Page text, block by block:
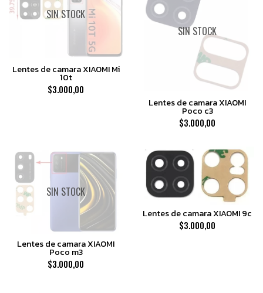
SIN STOCK
Lentes de camara XIAOMI Mi
10t
$3.000,00
SIN STOCK
Lentes de camara XIAOMI
Poco c3
$3.000,00
SIN STOCK
Lentes de camara XIAOMI
Poco m3
$3.000,00
Lentes de camara XIAOMI 9c
$3.000,00